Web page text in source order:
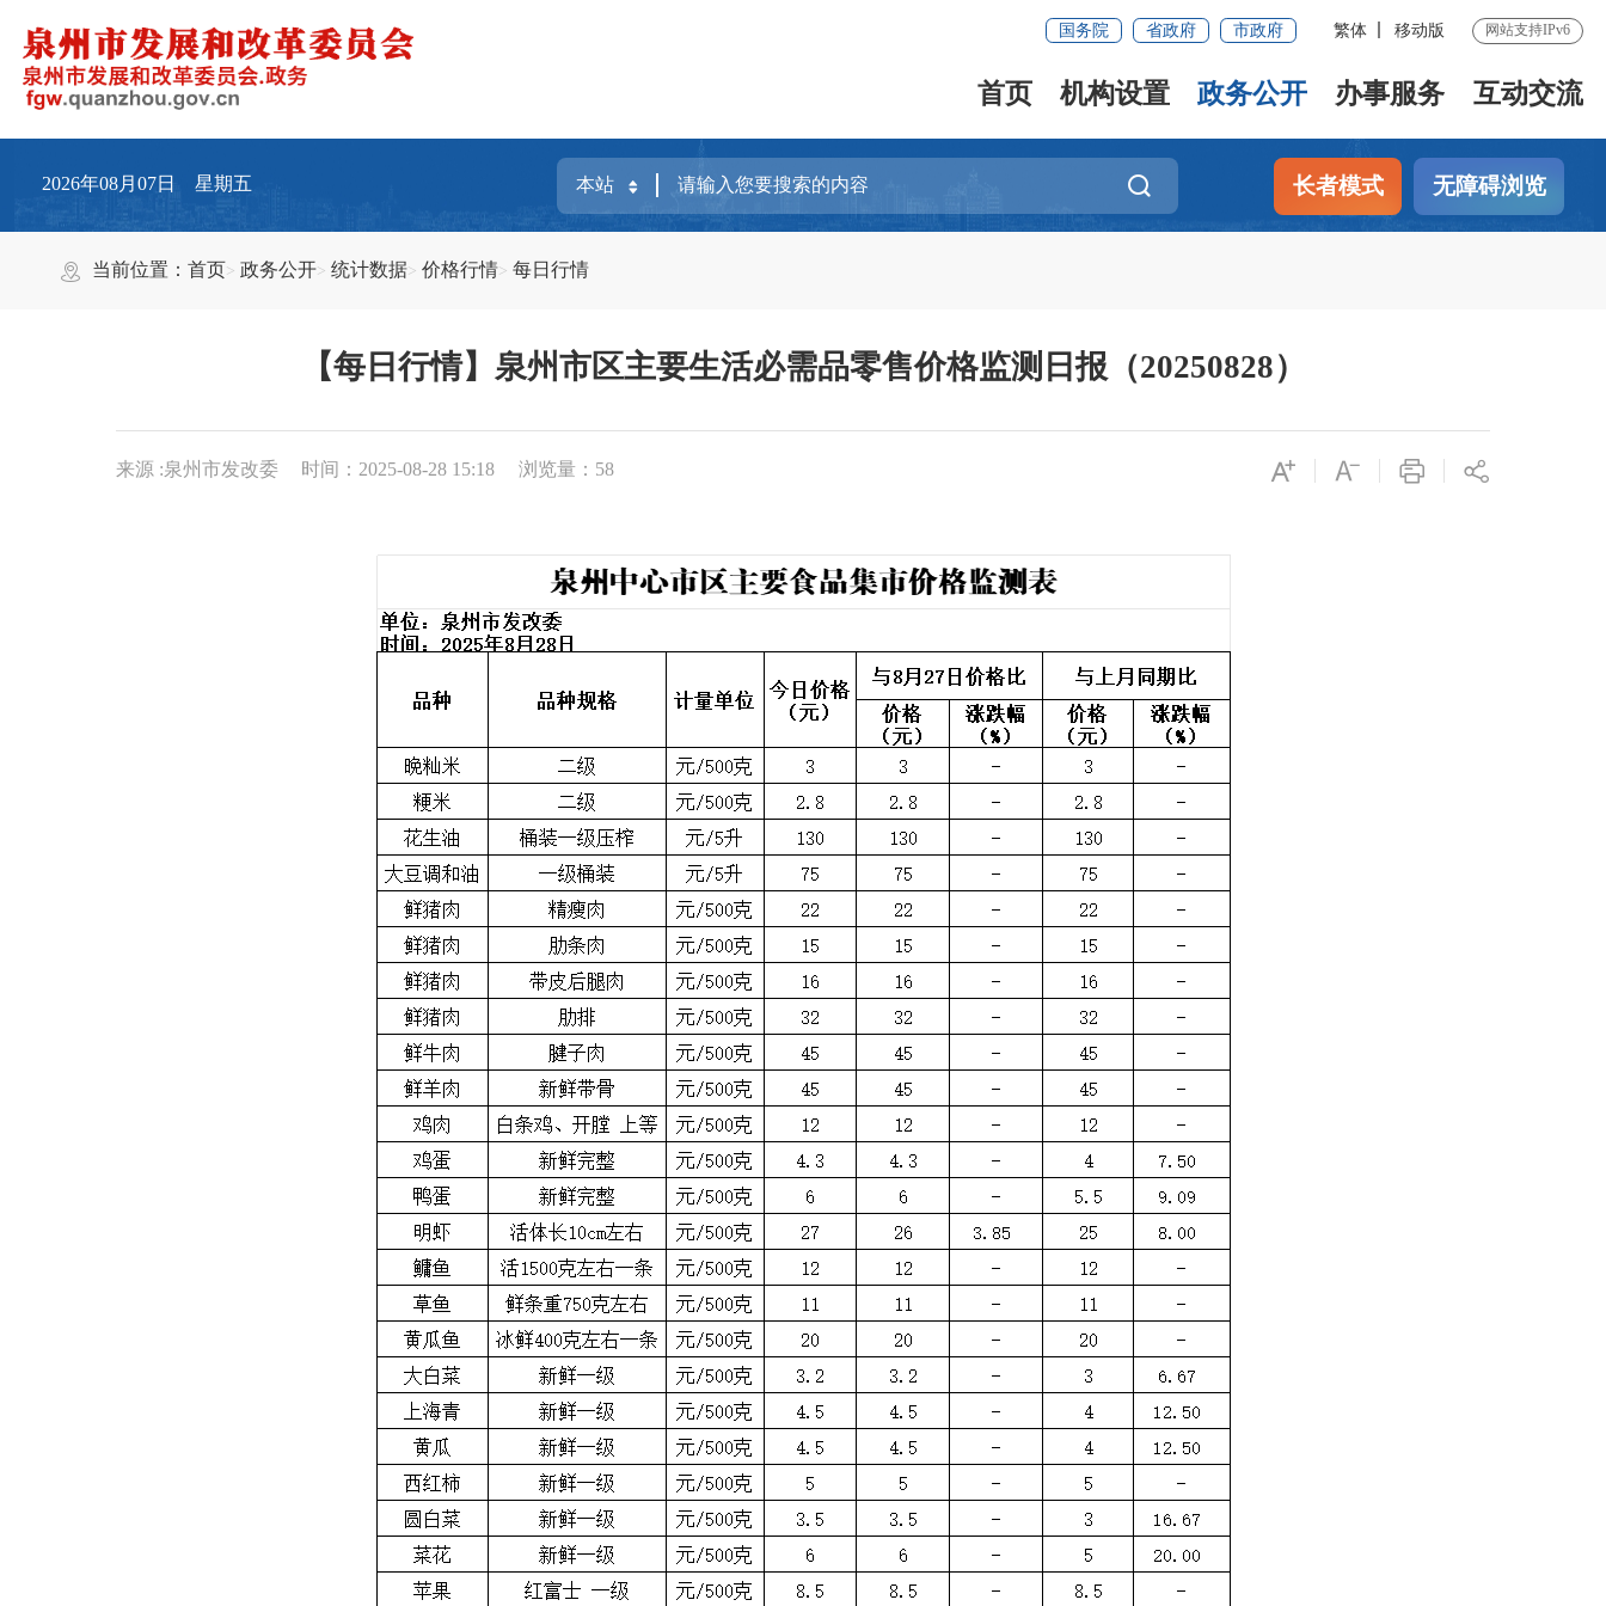
国务院 省政府 市政府 繁体 移动版 网站支持IPv6
首页 机构设置 政务公开 办事服务 互动交流
2026年08月07日 星期五 长者模式 无障碍浏览
当前位置：首页 政务公开 统计数据 价格行情 每日行情
【每日行情】泉州市区主要生活必需品零售价格监测日报（20250828）
来源 :泉州市发改委 时间：2025-08-28 15:18 浏览量： 58